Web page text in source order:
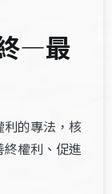
—最
利的專法，核
權利、促進